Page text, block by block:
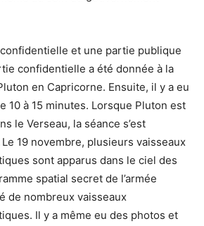
et une partie publique
confidentielle a été donnée à la
en Capricorne. Ensuite, il y a eu
10 à 15 minutes. Lorsque Pluton est
le Verseau, la séance s’est
19 novembre, plusieurs vaisseaux
sont apparus dans le ciel des
spatial secret de l’armée
de nombreux vaisseaux
Il y a même eu des photos et